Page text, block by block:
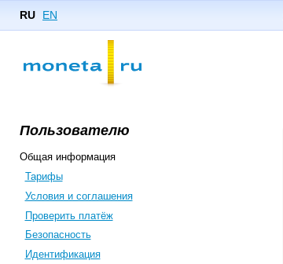
RU EN
Пользователю
Общая информация
Тарифы
Условия и соглашения
Проверить платёж
Безопасность
Идентификация